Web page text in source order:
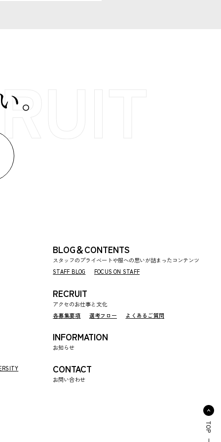
TOP
。
。
BLOG＆CONTENTS
スタッフのプライベートや服への思いが詰まったコンテンツ
STAFF BLOG
FOCUS ON STAFF
RECRUIT
アクセのお仕事と文化
各募集要項
選考フロー よくあるご質問
INFORMATION
お知らせ
CONTACT
お問い合わせ